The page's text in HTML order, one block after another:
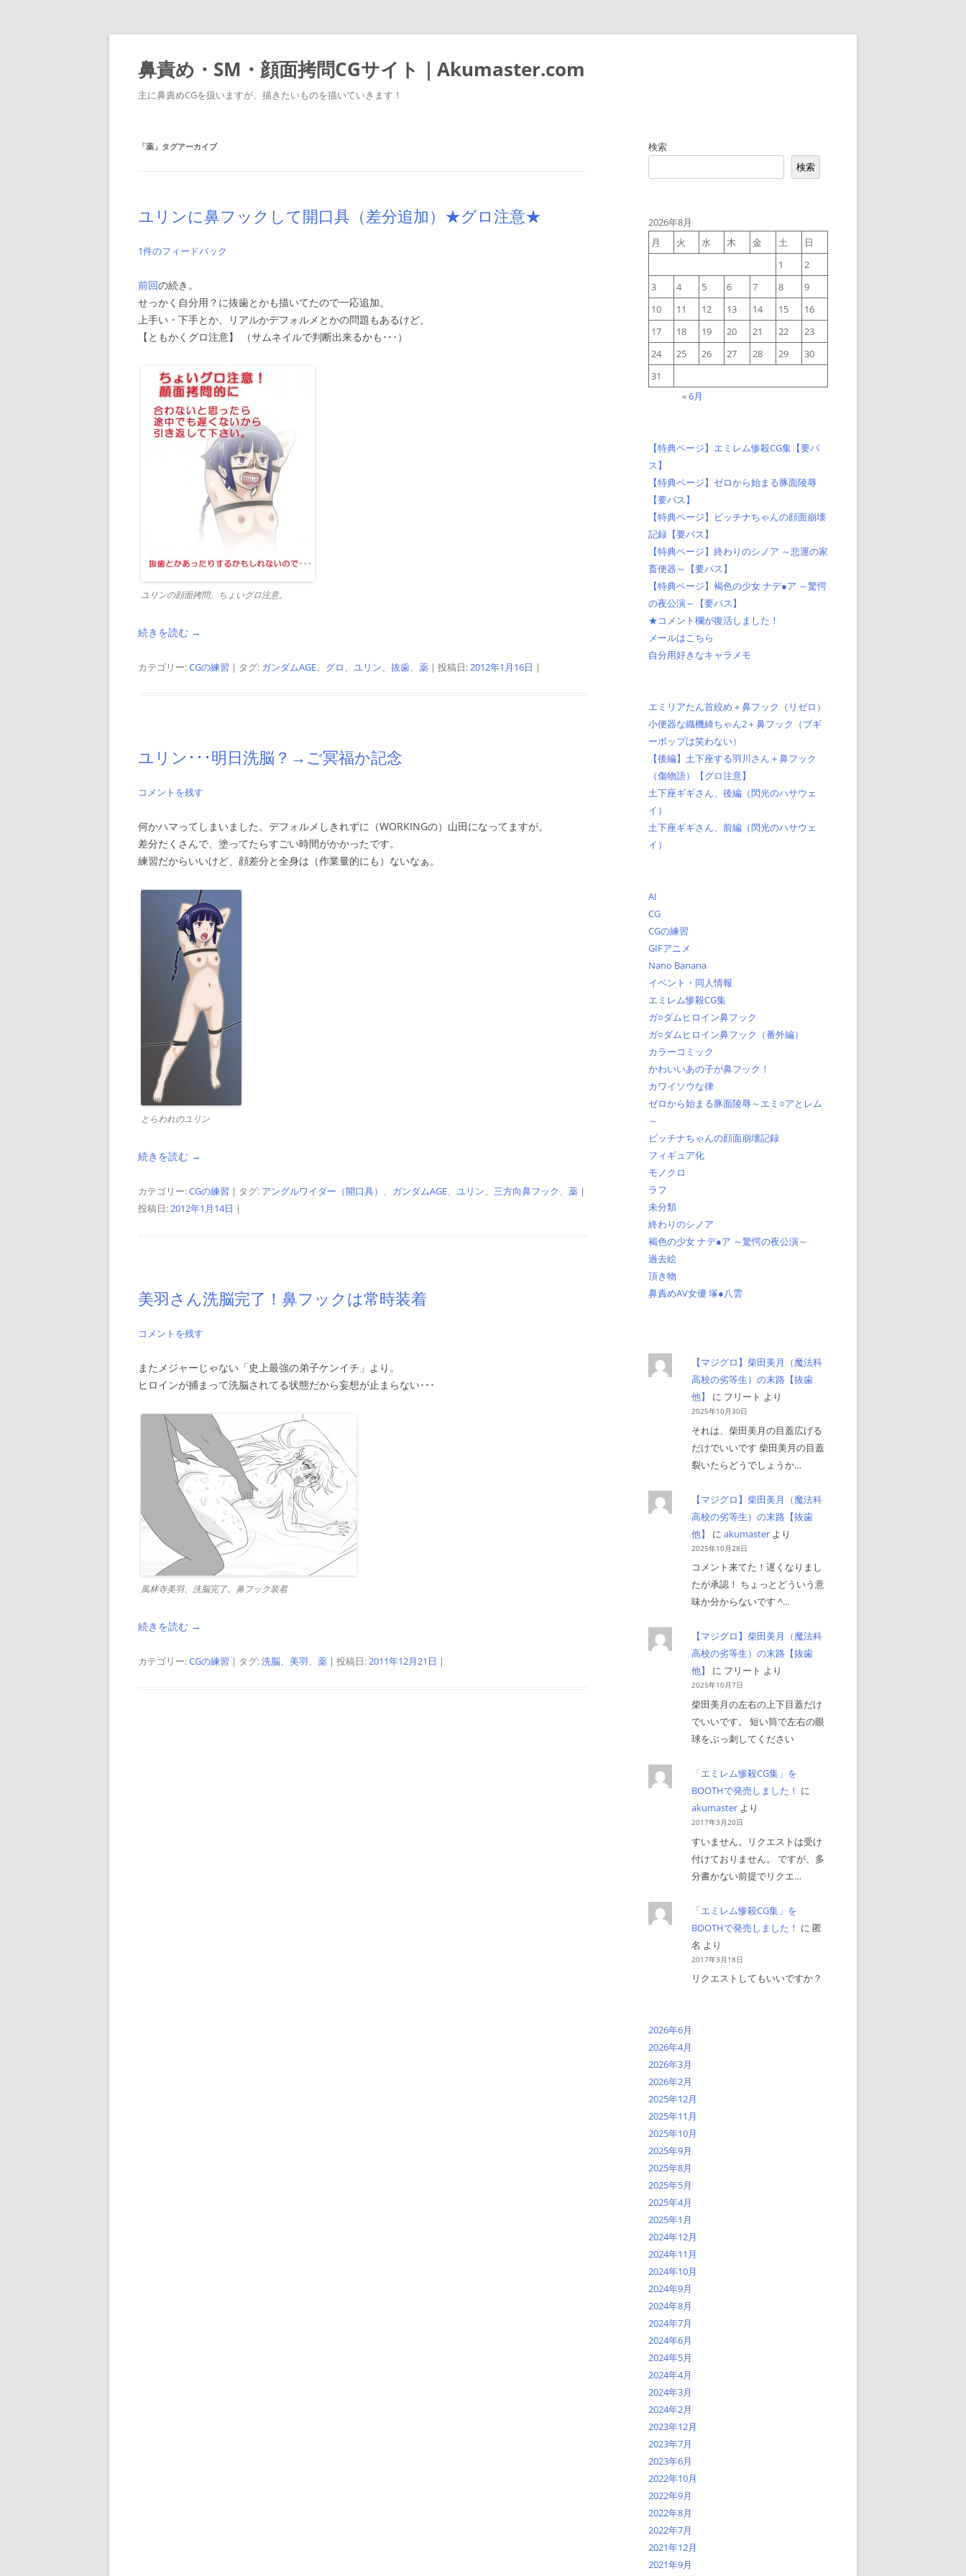
コ
テ
ン
ツ
へ
ス
鼻責め・SM・顔面拷問CGサイト｜Akumaster.com
主に鼻責めCGを扱いますが、描きたいものを描いていきます！
「薬 」タグアーカイブ
ユリンに鼻フックして開口具（差分追加）★グロ注意★
1件のフィードバック
前回の続き。
せっかく自分用？に抜歯とかも描いてたので一応追加。
上手い・下手とか、リアルかデフォルメとかの問題もあるけど、
【ともかくグロ注意】 （サムネイルで判断出来るかも･･･）
ユリンの顔面拷問。ちょいグロ注意。
続きを読む →
カテゴリー:CGの練習 | タグ: ガンダムAGE、 グロ、 ユリン、 抜歯、 薬 | 投稿日:2012年1月16日 |
ユリン･･･明日洗脳？→ご冥福か記念
コメントを残す
何かハマってしまいました。デフォルメしきれずに（WORKINGの）山田になってますが。
差分たくさんで、塗ってたらすごい時間がかかったです。
練習だからいいけど、顔差分と全身は（作業量的にも）ないなぁ。
とらわれのユリン
続きを読む →
カテゴリー:CGの練習 | タグ: アングルワイダー（開口具） 、 ガンダムAGE、 ユリン、 三方向鼻フック、 薬 |
投稿日:2012年1月14日 |
美羽さん洗脳完了！鼻フックは常時装着
コメントを残す
またメジャーじゃない「史上最強の弟子ケンイチ」より。
ヒロインが捕まって洗脳されてる状態だから妄想が止まらない･･･
風林寺美羽、洗脳完了。鼻フック装着
続きを読む →
カテゴリー:CGの練習 | タグ:洗脳、 美羽、 薬 | 投稿日:2011年12月21日 |
検索
検索
2026年8月
月
火 水 木 金 土
日
1
2
3
4 5 6 7 8
9
10
11 12 13 14 15
16
17
18 19 20 21 22
23
24
25 26 27 28 29
30
31
« 6月
【特典ページ】エミレム惨殺CG集【要パ
ス】
【特典ページ】ゼロから始まる豚面陵辱
【要パス】
【特典ページ】ビッチナちゃんの顔面崩壊
記録【要パス】
【特典ページ】終わりのシノア ～悲運の家
畜便器～【要パス】
【特典ページ】褐色の少女 ナデ●ア ～驚愕
の夜公演～【要パス】
★コメント欄が復活しました！
メールはこちら
自分用好きなキャラメモ
エミリアたん首絞め＋鼻フック（リゼロ）
小便器な織機綺ちゃん2＋鼻フック（ブギ
ーポップは笑わない）
【後編】土下座する羽川さん＋鼻フック
（傷物語）【グロ注意】
土下座ギギさん、後編（閃光のハサウェ
イ）
土下座ギギさん、前編（閃光のハサウェ
イ）
AI
CG
CGの練習
GIFアニメ
Nano Banana
イベント・同人情報
エミレム惨殺CG集
ガ○ダムヒロイン鼻フック
ガ○ダムヒロイン鼻フック（番外編）
カラーコミック
かわいいあの子が鼻フック！
カワイソウな律
ゼロから始まる豚面陵辱～エミ○アとレム
～
ビッチナちゃんの顔面崩壊記録
フィギュア化
モノクロ
ラフ
未分類
終わりのシノア
褐色の少女 ナデ●ア ～驚愕の夜公演～
過去絵
頂き物
鼻責めAV女優 塚●八雲
【マジグロ】柴田美月（魔法科
高校の劣等生）の末路【抜歯
他】
に フリート より
2025年10月30日
それは、柴田美月の目蓋広げる
だけでいいです 柴田美月の目蓋
裂いたらどうでしょうか…
【マジグロ】柴田美月（魔法科
高校の劣等生）の末路【抜歯
他】
に akumaster より
2025年10月28日
コメント来てた！遅くなりまし
たが承認！ ちょっとどういう意
味か分からないです ^…
【マジグロ】柴田美月（魔法科
高校の劣等生）の末路【抜歯
他】
に フリート より
2025年10月7日
柴田美月の左右の上下目蓋だけ
でいいです。 短い筒で左右の眼
球をぶっ刺してください
「エミレム惨殺CG集」を
BOOTHで発売しました！ に
akumaster より
2017年3月20日
すいません。リクエストは受け
付けておりません。 ですが、多
分書かない前提でリクエ…
「エミレム惨殺CG集」を
BOOTHで発売しました！ に 匿
名 より
2017年3月18日
リクエストしてもいいですか？
2026年6月
2026年4月
2026年3月
2026年2月
2025年12月
2025年11月
2025年10月
2025年9月
2025年8月
2025年5月
2025年4月
2025年1月
2024年12月
2024年11月
2024年10月
2024年9月
2024年8月
2024年7月
2024年6月
2024年5月
2024年4月
2024年3月
2024年2月
2023年12月
2023年7月
2023年6月
2022年10月
2022年9月
2022年8月
2022年7月
2021年12月
2021年9月